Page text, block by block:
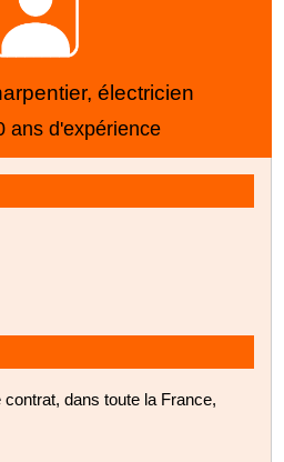
électricien
ans d'expérience
dans toute la France,